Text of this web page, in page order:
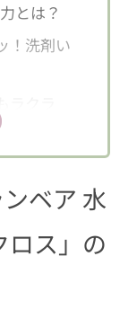
とは？
！洗剤い
菌・防臭
2色展開
ベア 水
ロス」の